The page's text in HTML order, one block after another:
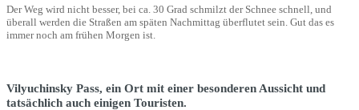
Der Weg wird nicht besser, bei ca. 30 Grad schmilzt der Schnee schnell, und
überall werden die Straßen am späten Nachmittag überflutet sein. Gut das es
immer noch am frühen Morgen ist.
Vilyuchinsky Pass, ein Ort mit einer besonderen Aussicht und
tatsächlich auch einigen Touristen.